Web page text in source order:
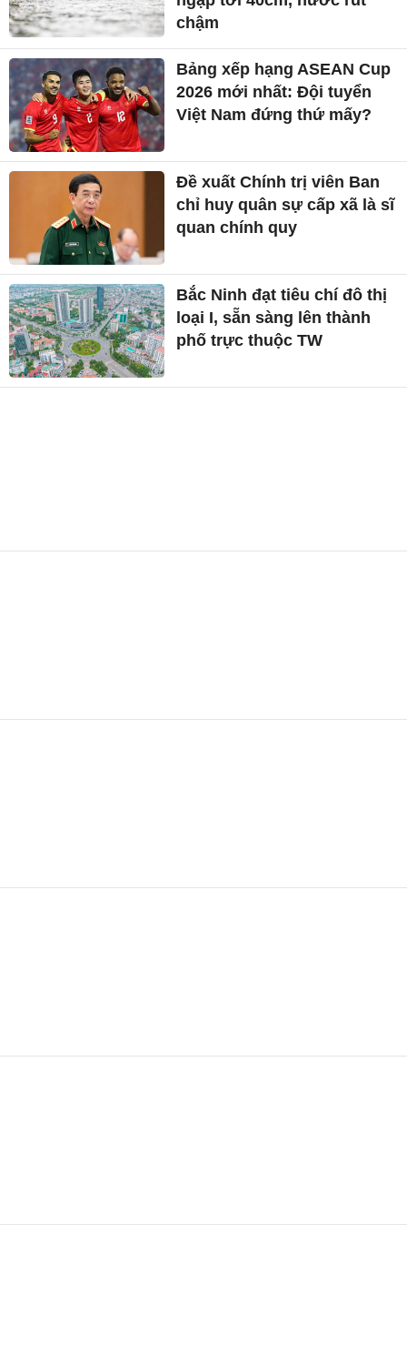
chậm
Bảng xếp hạng ASEAN Cup
2026 mới nhất: Đội tuyển
Việt Nam đứng thứ mấy?
Đề xuất Chính trị viên Ban
chỉ huy quân sự cấp xã là sĩ
quan chính quy
Bắc Ninh đạt tiêu chí đô thị
loại I, sẵn sàng lên thành
phố trực thuộc TW